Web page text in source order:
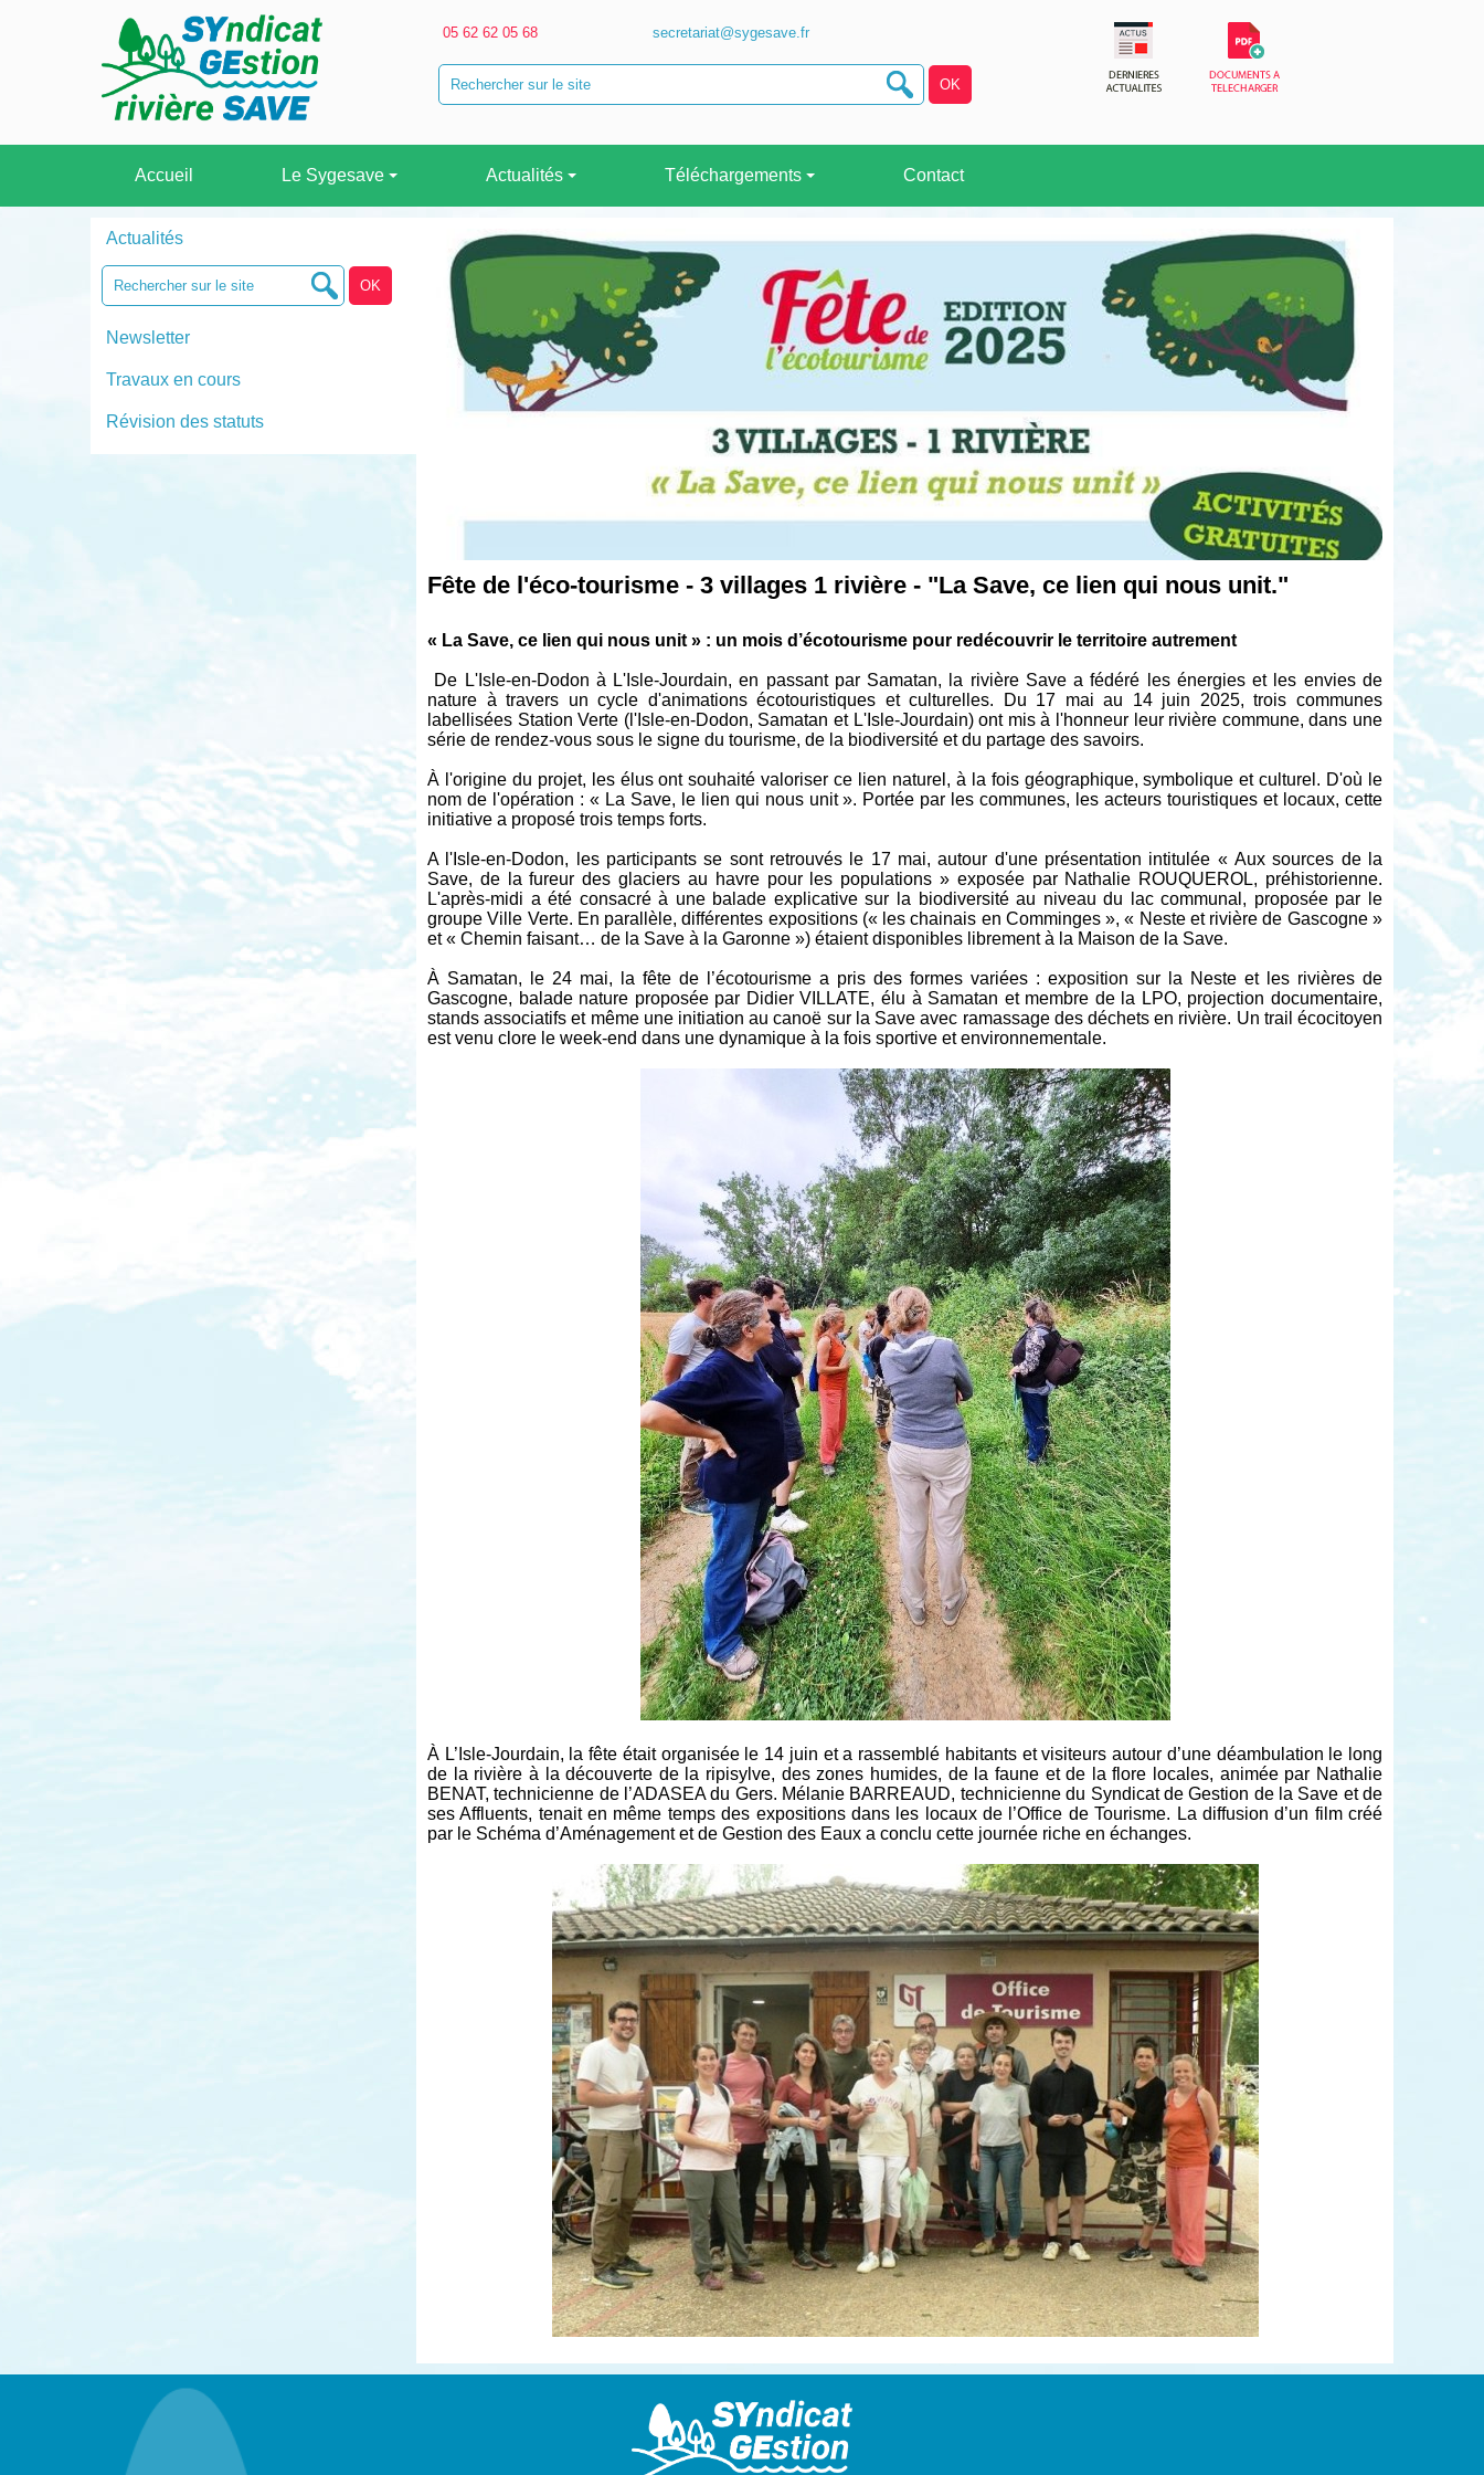
05 62 62 05 68 secretariat@sygesave.fr
Accueil Le Sygesave Actualités Téléchargements Contact
Actualités
Newsletter
Travaux en cours
Révision des statuts
Fête de l'éco-tourisme - 3 villages 1 rivière - "La Save, ce lien qui nous unit."
« La Save, ce lien qui nous unit » : un mois d’écotourisme pour redécouvrir le territoire autrement
De L'Isle-en-Dodon à L'Isle-Jourdain, en passant par Samatan, la rivière Save a fédéré les énergies et les envies de
nature à travers un cycle d'animations écotouristiques et culturelles. Du 17 mai au 14 juin 2025, trois communes
labellisées Station Verte (l'Isle-en-Dodon, Samatan et L'Isle-Jourdain) ont mis à l'honneur leur rivière commune, dans une
série de rendez-vous sous le signe du tourisme, de la biodiversité et du partage des savoirs.
À l'origine du projet, les élus ont souhaité valoriser ce lien naturel, à la fois géographique, symbolique et culturel. D'où le
nom de l'opération : « La Save, le lien qui nous unit ». Portée par les communes, les acteurs touristiques et locaux, cette
initiative a proposé trois temps forts.
A l'Isle-en-Dodon, les participants se sont retrouvés le 17 mai, autour d'une présentation intitulée « Aux sources de la
Save, de la fureur des glaciers au havre pour les populations » exposée par Nathalie ROUQUEROL, préhistorienne.
L'après-midi a été consacré à une balade explicative sur la biodiversité au niveau du lac communal, proposée par le
groupe Ville Verte. En parallèle, différentes expositions (« les chainais en Comminges », « Neste et rivière de Gascogne »
et « Chemin faisant… de la Save à la Garonne ») étaient disponibles librement à la Maison de la Save.
À Samatan, le 24 mai, la fête de l’écotourisme a pris des formes variées : exposition sur la Neste et les rivières de
Gascogne, balade nature proposée par Didier VILLATE, élu à Samatan et membre de la LPO, projection documentaire,
stands associatifs et même une initiation au canoë sur la Save avec ramassage des déchets en rivière. Un trail écocitoyen
est venu clore le week-end dans une dynamique à la fois sportive et environnementale.
À L’Isle-Jourdain, la fête était organisée le 14 juin et a rassemblé habitants et visiteurs autour d’une déambulation le long
de la rivière à la découverte de la ripisylve, des zones humides, de la faune et de la flore locales, animée par Nathalie
BENAT, technicienne de l’ADASEA du Gers. Mélanie BARREAUD, technicienne du Syndicat de Gestion de la Save et de
ses Affluents, tenait en même temps des expositions dans les locaux de l’Office de Tourisme. La diffusion d’un film créé
par le Schéma d’Aménagement et de Gestion des Eaux a conclu cette journée riche en échanges.